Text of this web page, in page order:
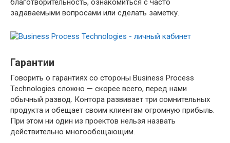
благотворительность, ознакомиться с часто
задаваемыми вопросами или сделать заметку.
Гарантии
Говорить о гарантиях со стороны Business Process
Technologies сложно — скорее всего, перед нами
обычный развод. Контора развивает три сомнительных
продукта и обещает своим клиентам огромную прибыль.
При этом ни один из проектов нельзя назвать
действительно многообещающим.